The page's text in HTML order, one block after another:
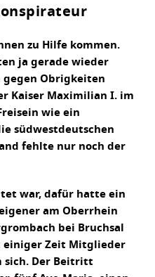
zu Hilfe kommen.
ja gerade wieder
gegen Obrigkeiten
Kaiser Maximilian I. im
wie ein
südwestdeutschen
fehlte nur noch der
war, dafür hatte ein
am Oberrhein
bei Bruchsal
einiger Zeit Mitglieder
sich. Der Beitritt